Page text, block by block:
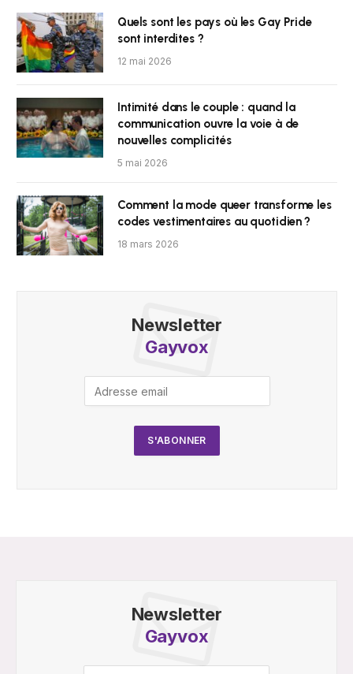
Quels sont les pays où les Gay Pride
sont interdites ?
12 mai 2026
Intimité dans le couple : quand la
communication ouvre la voie à de
nouvelles complicités
5 mai 2026
Comment la mode queer transforme les
codes vestimentaires au quotidien ?
18 mars 2026
Newsletter
Gayvox
Newsletter
Gayvox